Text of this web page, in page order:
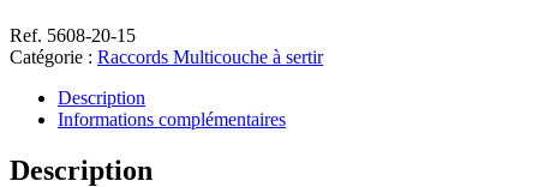
Ref. 5608-20-15
Catégorie : Raccords Multicouche à sertir
Description
Informations complémentaires
Description